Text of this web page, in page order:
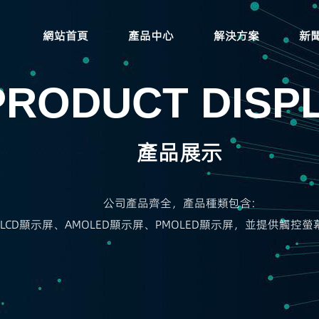
網站首頁 產品中心 解決方案 新
產品展示
公司產品齊全，產品種類包含:
顯示屏、AMOLED顯示屏、PMOLED顯示屏，並提供觸控